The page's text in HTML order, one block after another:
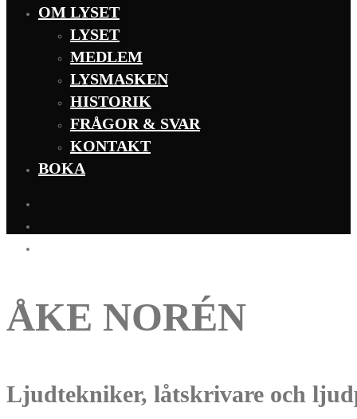
OM LYSET
LYSET
MEDLEM
LYSMASKEN
HISTORIK
FRÅGOR & SVAR
KONTAKT
BOKA
ÅKE NORÉN
Ljudtekniker, låtskrivare och